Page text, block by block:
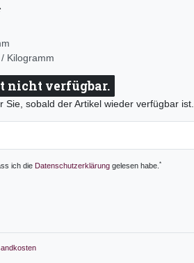
Kilogramm
nicht verfügbar.
Sie, sobald der Artikel wieder verfügbar ist.
ich die Daten­schutz­erklärunggelesen habe. *